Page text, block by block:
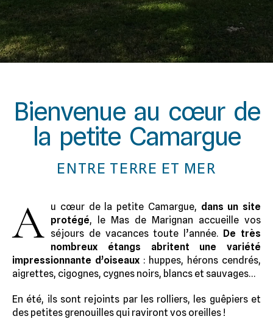
Bienvenue au cœur de
la petite Camargue
ENTRE TERRE ET MER
A u cœur de la petite Camargue, dans un site
protégé, le Mas de Marignan accueille vos
séjours de vacances toute l’année. De très
nombreux étangs abritent une variété
impressionnante d’oiseaux : huppes, hérons cendrés,
aigrettes, cigognes, cygnes noirs, blancs et sauvages…
En été, ils sont rejoints par les rolliers, les guêpiers et
des petites grenouilles qui raviront vos oreilles !